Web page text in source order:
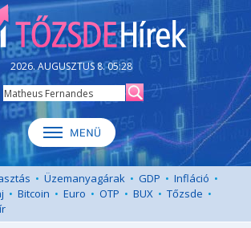
2026. AUGUSZTUS 8. 05:28
• Üzemanyagárak • GDP • Infláció •
• Bitcoin • Euro • OTP • BUX • Tőzsde •